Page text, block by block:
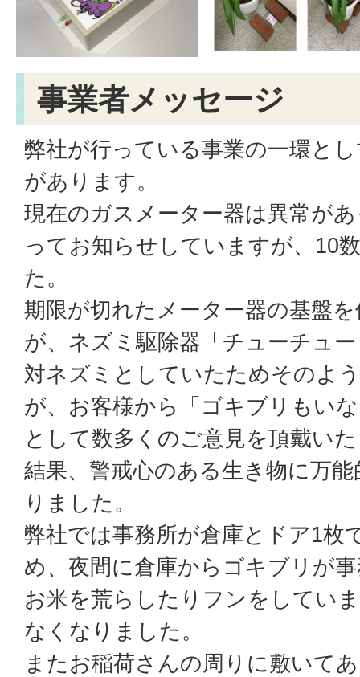
事業者メッセージ
弊社が行っている事業の一環と
があります。
現在のガスメーター器は異常が
ってお知らせしていますが、10
た。
期限が切れたメーター器の基盤
が、ネズミ駆除器「チューチュ
対ネズミとしていたためそのよ
が、お客様から「ゴキブリもい
として数多くのご意見を頂戴い
結果、警戒心のある生き物に万
りました。
弊社では事務所が倉庫とドア1枚
め、夜間に倉庫からゴキブリが
お米を荒らしたりフンをしてい
なくなりました。
またお稲荷さんの周りに敷いて